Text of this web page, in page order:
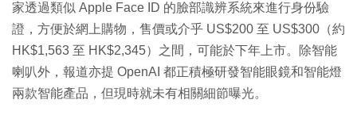
家透過類似 Apple Face ID 的臉部識辨系統來進行身份驗
證，方便於網上購物，售價或介乎 US$200 至 US$300（約
HK$1,563 至 HK$2,345）之間，可能於下年上市。除智能
喇叭外，報道亦提 OpenAI 都正積極研發智能眼鏡和智能燈
兩款智能產品，但現時就未有相關細節曝光。